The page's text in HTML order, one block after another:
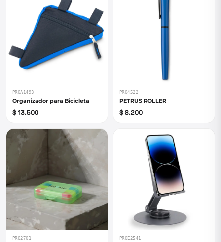
PROA1493
Organizador para Bicicleta
$ 13.500
PRO4522
PETRUS ROLLER
$ 8.200
PRO2701 PROE2541